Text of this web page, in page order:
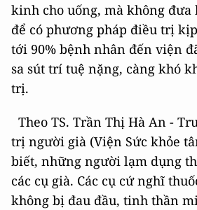
kinh cho uống, mà không đưa
để có phương pháp điều trị
tới 90% bệnh nhân đến viện
sa sút trí tuệ nặng, càng khó
trị.
Theo TS. Trần Thị Hà An -
trị người già (Viện Sức khỏe
biết, những người lạm dụng
các cụ già. Các cụ cứ nghĩ
không bị đau đầu, tinh thần